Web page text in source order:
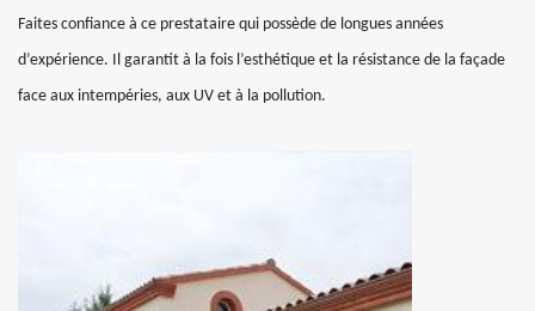
Faites confiance à ce prestataire qui possède de longues années
d’expérience. Il garantit à la fois l’esthétique et la résistance de la façade
face aux intempéries, aux UV et à la pollution.